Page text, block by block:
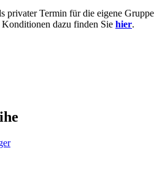
privater Termin für die eigene Gruppe
dazu finden Sie hier.